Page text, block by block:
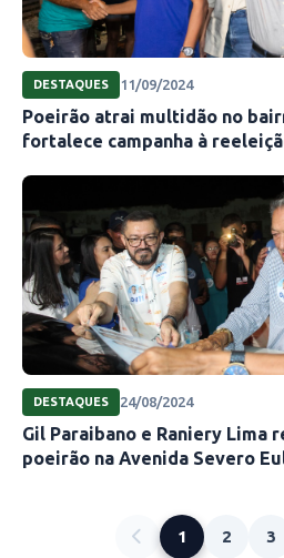
DESTAQUES 11/09/2024
Poeirão atrai multidão no
fortalece campanha à
DESTAQUES 24/08/2024
Gil Paraibano e Raniery Lima
poeirão na Avenida Severo
1 2 3